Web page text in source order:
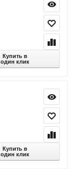
Купить в
один клик
Купить в
один клик